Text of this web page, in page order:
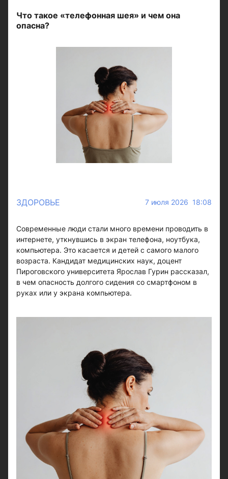
Что такое «телефонная шея» и чем она
опасна?
ЗДОРОВЬЕ 7 июля 2026 18:08
Современные люди стали много времени проводить в
интернете, уткнувшись в экран телефона, ноутбука,
компьютера. Это касается и детей с самого малого
возраста. Кандидат медицинских наук, доцент
Пироговского университета Ярослав Гурин рассказал,
в чем опасность долгого сидения со смартфоном в
руках или у экрана компьютера.